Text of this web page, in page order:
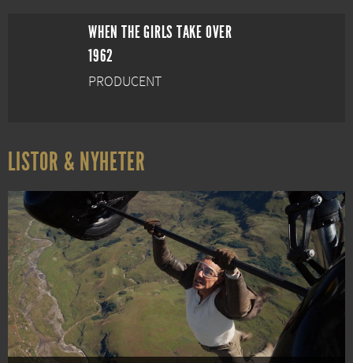
WHEN THE GIRLS TAKE OVER
1962
PRODUCENT
LISTOR & NYHETER